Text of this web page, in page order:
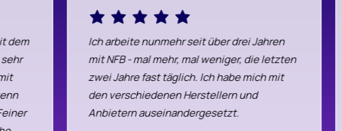
dem
Ich arbeite nunmehr seit über drei Jahren
mit NFB - mal mehr, mal weniger, die letzten
zwei Jahre fast täglich. Ich habe mich mit
den verschiedenen Herstellern und
Anbietern auseinandergesetzt.